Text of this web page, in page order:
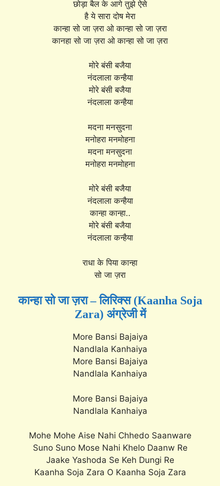
छोड़ा बैल के आगे तुझे ऐसे
है ये सारा दोष मेरा
कान्हा सो जा ज़रा ओ कान्हा सो जा ज़रा
कानहा सो जा ज़रा ओ कान्हा सो जा ज़रा
मोरे बंसी बजैया
नंदलाला कन्हैया
मोरे बंसी बजैया
नंदलाला कन्हैया
मदना मनसुदना
मनोहरा मनमोहना
मदना मनसुदना
मनोहरा मनमोहना
मोरे बंसी बजैया
नंदलाला कन्हैया
कान्हा कान्हा..
मोरे बंसी बजैया
नंदलाला कन्हैया
राधा के पिया कान्हा
सो जा ज़रा
कान्हा सो जा ज़रा – लिरिक्स (Kaanha Soja
Zara) अंग्रेजी में
More Bansi Bajaiya
Nandlala Kanhaiya
More Bansi Bajaiya
Nandlala Kanhaiya
More Bansi Bajaiya
Nandlala Kanhaiya
Mohe Mohe Aise Nahi Chhedo Saanware
Suno Suno Mose Nahi Khelo Daanw Re
Jaake Yashoda Se Keh Dungi Re
Kaanha Soja Zara O Kaanha Soja Zara